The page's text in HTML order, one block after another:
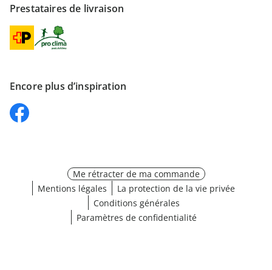
Prestataires de livraison
Encore plus d’inspiration
Me rétracter de ma commande
Mentions légales
La protection de la vie privée
Conditions générales
Paramètres de confidentialité